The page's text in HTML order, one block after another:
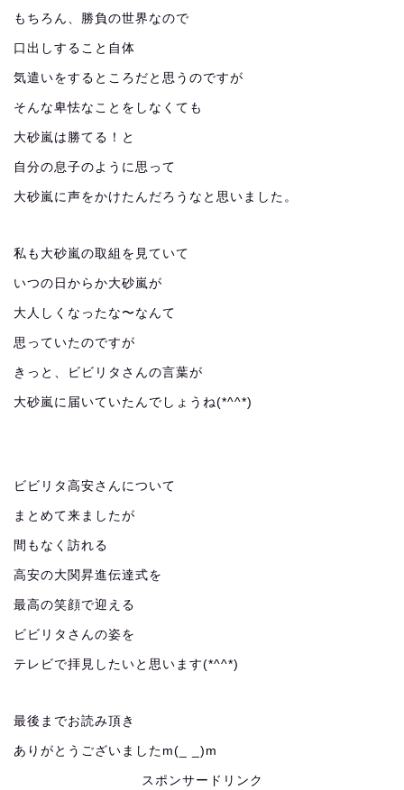
もちろん、勝負の世界なので
口出しすること自体
気遣いをするところだと思うのですが
そんな卑怯なことをしなくても
大砂嵐は勝てる！と
自分の息子のように思って
大砂嵐に声をかけたんだろうなと思いました。
私も大砂嵐の取組を見ていて
いつの日からか大砂嵐が
大人しくなったな〜なんて
思っていたのですが
きっと、ビビリタさんの言葉が
大砂嵐に届いていたんでしょうね(*^^*)
ビビリタ高安さんについて
まとめて来ましたが
間もなく訪れる
高安の大関昇進伝達式を
最高の笑顔で迎える
ビビリタさんの姿を
テレビで拝見したいと思います(*^^*)
最後までお読み頂き
ありがとうございましたm(_ _)m
スポンサードリンク